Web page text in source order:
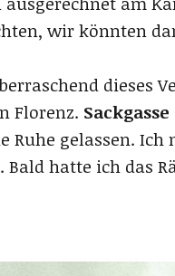
wir könnten
dieses
Florenz.
Ruhe gelassen.
hatte ich das